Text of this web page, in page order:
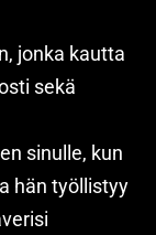
jonka kautta
sekä
sinulle, kun
hän työllistyy